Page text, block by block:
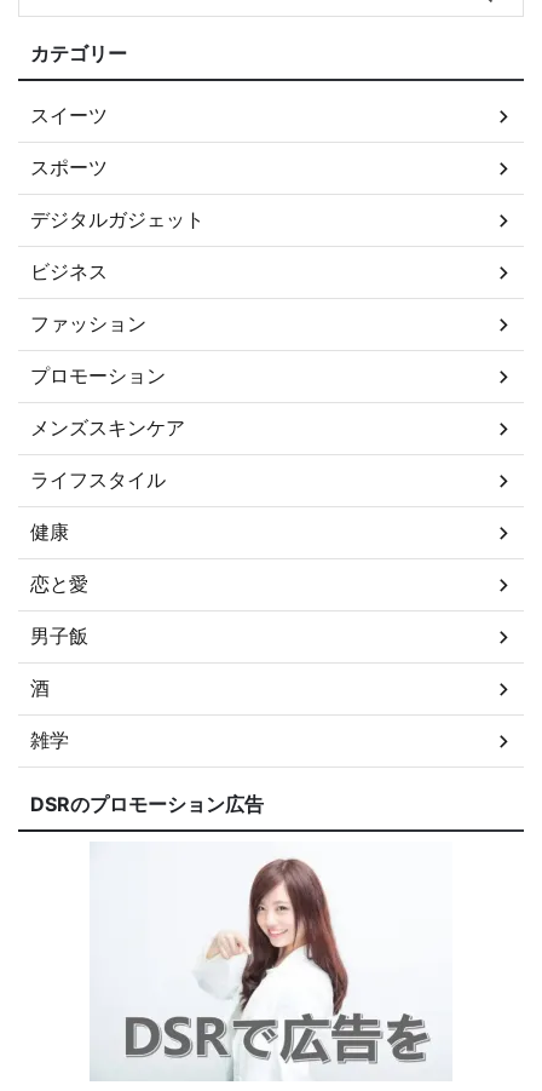
カテゴリー
スイーツ
スポーツ
デジタルガジェット
ビジネス
ファッション
プロモーション
メンズスキンケア
ライフスタイル
健康
恋と愛
男子飯
酒
雑学
DSRのプロモーション広告